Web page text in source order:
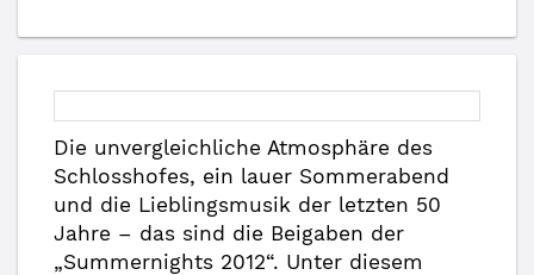
Die unvergleichliche Atmosphäre des
Schlosshofes, ein lauer Sommerabend
und die Lieblingsmusik der letzten 50
Jahre – das sind die Beigaben der
„Summernights 2012“. Unter diesem